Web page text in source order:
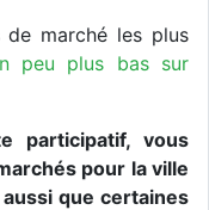
marché les plus
peu plus bas sur
participatif, vous
pour la ville
que certaines